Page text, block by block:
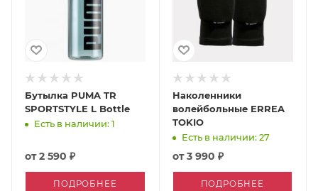
Бутылка PUMA TR
SPORTSTYLE L Bottle
Есть в наличии: 1
от2 590 ₽
ПОДРОБНЕЕ
Наколенники
волейбольные ERREA
TOKIO
Есть в наличии: 27
от3 990 ₽
ПОДРОБНЕЕ